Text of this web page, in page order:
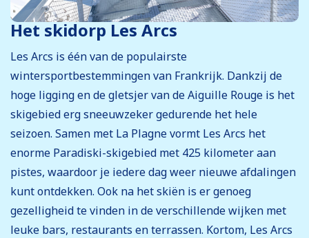
Het skidorp Les Arcs
Les Arcs is één van de populairste
wintersportbestemmingen van Frankrijk. Dankzij de
hoge ligging en de gletsjer van de Aiguille Rouge is het
skigebied erg sneeuwzeker gedurende het hele
seizoen. Samen met La Plagne vormt Les Arcs het
enorme Paradiski-skigebied met 425 kilometer aan
pistes, waardoor je iedere dag weer nieuwe afdalingen
kunt ontdekken. Ook na het skiën is er genoeg
gezelligheid te vinden in de verschillende wijken met
leuke bars, restaurants en terrassen. Kortom, Les Arcs